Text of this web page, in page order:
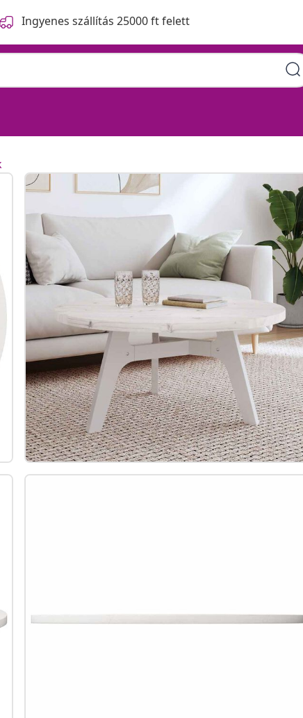
Ingyenes szállítás 25000 ft felett